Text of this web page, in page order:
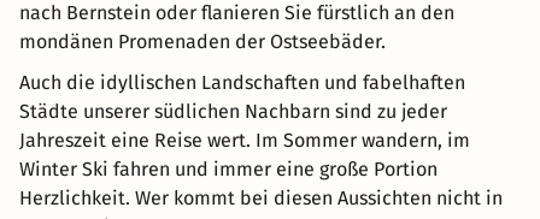
nach Bernstein oder flanieren Sie fürstlich an den
mondänen Promenaden der Ostseebäder.
Auch die idyllischen Landschaften und fabelhaften
Städte unserer südlichen Nachbarn sind zu jeder
Jahreszeit eine Reise wert. Im Sommer wandern, im
Winter Ski fahren und immer eine große Portion
Herzlichkeit. Wer kommt bei diesen Aussichten nicht in